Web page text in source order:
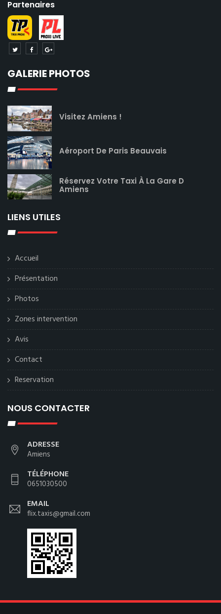
Partenaires
GALERIE PHOTOS
Visitez Amiens !
Aéroport De Paris Beauvais
Réservez Votre Taxi À La Gare D
Amiens
LIENS UTILES
Accueil
Présentation
Photos
Zones intervention
Avis
Contact
Reservation
NOUS CONTACTER
ADRESSE
Amiens
TÉLÉPHONE
0651030500
EMAIL
flix.taxis@gmail.com